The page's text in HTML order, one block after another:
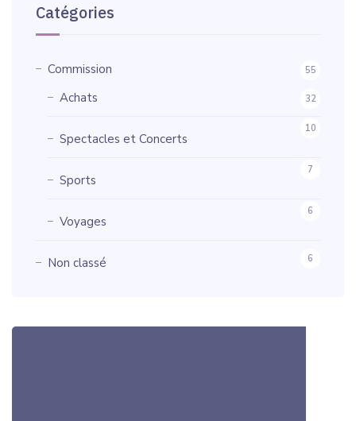
Catégories
Commission 55
Achats 32
Spectacles et Concerts
10
Sports
7
Voyages
6
Non classé 6